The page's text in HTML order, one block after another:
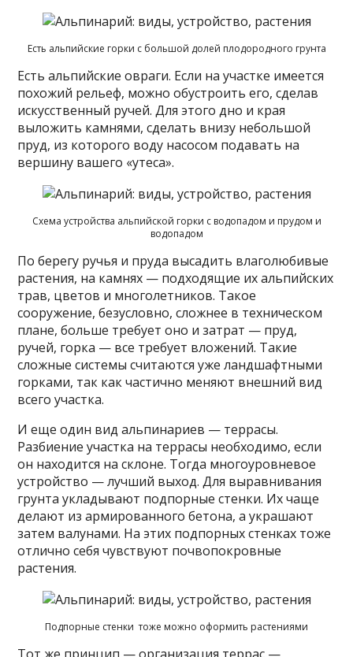
Есть альпийские горки с большой долей плодородного грунта
Есть альпийские овраги. Если на участке имеется
похожий рельеф, можно обустроить его, сделав
искусственный ручей. Для этого дно и края
выложить камнями, сделать внизу небольшой
пруд, из которого воду насосом подавать на
вершину вашего «утеса».
Схема устройства альпийской горки с водопадом и прудом и
водопадом
По берегу ручья и пруда высадить влаголюбивые
растения, на камнях — подходящие их альпийских
трав, цветов и многолетников. Такое
сооружение, безусловно, сложнее в техническом
плане, больше требует оно и затрат — пруд,
ручей, горка — все требует вложений. Такие
сложные системы считаются уже ландшафтными
горками, так как частично меняют внешний вид
всего участка.
И еще один вид альпинариев — террасы.
Разбиение участка на террасы необходимо, если
он находится на склоне. Тогда многоуровневое
устройство — лучший выход. Для выравнивания
грунта укладывают подпорные стенки. Их чаще
делают из армированного бетона, а украшают
затем валунами. На этих подпорных стенках тоже
отлично себя чувствуют почвопокровные
растения.
Подпорные стенки тоже можно оформить растениями
Тот же принцип — организация террас —